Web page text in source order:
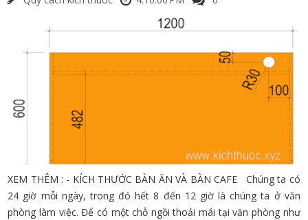
XEM THÊM : - KÍCH THƯỚC BÀN ĂN VÀ BÀN CAFE Chúng ta có
24 giờ mỗi ngày, trong đó hết 8 đến 12 giờ là chúng ta ở văn
phòng làm việc. Để có một chỗ ngồi thoải mái tại văn phòng như